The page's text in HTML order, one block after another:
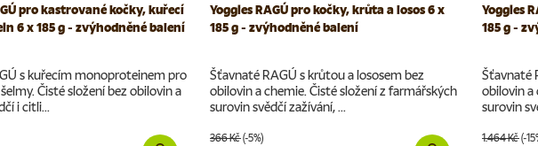
pro kastrované kočky, kuřecí
6 x 185 g - zvýhodněné balení
s kuřecím monoproteinem pro
Čisté složení bez obilovin a
i citli...
Yoggies RAGÚ pro kočky, krůta a losos 6 x
185 g - zvýhodněné balení
Šťavnaté RAGÚ s krůtou a lososem bez
obilovin a chemie. Čisté složení z farmářských
surovin svědčí zažívání, ...
366 Kč(-5%)
Yoggies
185 g -
Šťavnaté
obilovin a
surovin
1.464 Kč(-